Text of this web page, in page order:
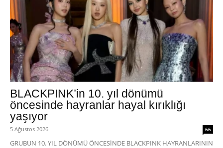
BLACKPINK’in 10. yıl dönümü
öncesinde hayranlar hayal kırıklığı
yaşıyor
5 Ağustos 2026 66
GRUBUN 10. YIL DÖNÜMÜ ÖNCESİNDE BLACKPINK HAYRANLARININ